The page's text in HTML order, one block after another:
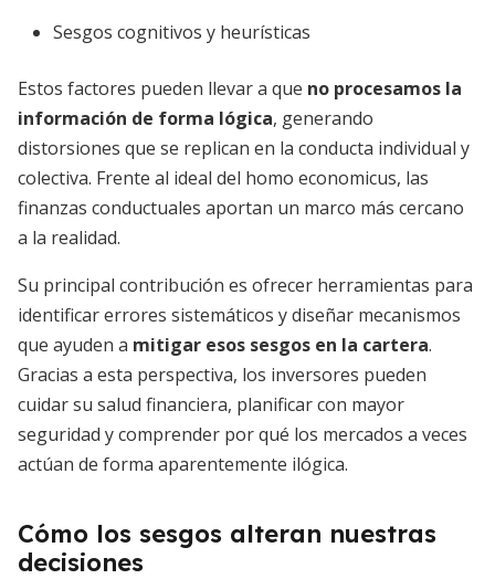
Sesgos cognitivos y heurísticas
Estos factores pueden llevar a que no procesamos la
información de forma lógica, generando
distorsiones que se replican en la conducta individual y
colectiva. Frente al ideal del homo economicus, las
finanzas conductuales aportan un marco más cercano
a la realidad.
Su principal contribución es ofrecer herramientas para
identificar errores sistemáticos y diseñar mecanismos
que ayuden a mitigar esos sesgos en la cartera.
Gracias a esta perspectiva, los inversores pueden
cuidar su salud financiera, planificar con mayor
seguridad y comprender por qué los mercados a veces
actúan de forma aparentemente ilógica.
Cómo los sesgos alteran nuestras
decisiones